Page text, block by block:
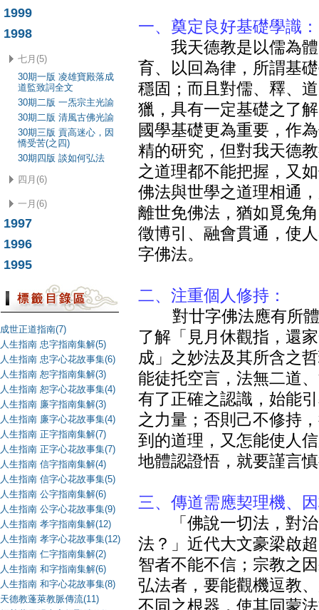
1999
1998
七月(5)
30期一版 凌雄寶殿落成
道監致詞全文
30期二版 一炁宗主光諭
30期二版 清風古佛光諭
30期三版 貢高迷心，因
憍受苦(之四)
30期四版 談如何弘法
四月(6)
一月(6)
1997
1996
1995
成世正道指南(7)
人生指南 忠字指南集解(5)
人生指南 忠字心花故事集(6)
人生指南 恕字指南集解(3)
人生指南 恕字心花故事集(4)
人生指南 廉字指南集解(3)
人生指南 廉字心花故事集(4)
人生指南 正字指南集解(7)
人生指南 正字心花故事集(7)
人生指南 信字指南集解(4)
人生指南 信字心花故事集(5)
人生指南 公字指南集解(6)
人生指南 公字心花故事集(9)
人生指南 孝字指南集解(12)
人生指南 孝字心花故事集(12)
人生指南 仁字指南集解(2)
人生指南 和字指南集解(6)
人生指南 和字心花故事集(8)
天德教蓬萊教脈傳流(11)
一、奠定良好基礎學識：
我天德教是以儒為體
育、以回為律，所謂基
穩固；而且對儒、釋、
獵，具有一定基礎之了
國學基礎更為重要，作
精的研究，但對我天德
之道理都不能把握，又
佛法與世學之道理相通
離世免佛法，猶如覓兔
徵博引、融會貫通，使
字佛法。
二、注重個人修持：
對廿字佛法應有所體
了解「見月休觀指，還
成」之妙法及其所含之
能徒托空言，法無二道
有了正確之認識，始能
之力量；否則己不修持
到的道理，又怎能使人
地體認證悟，就要謹言
三、傳道需應契理機、
「佛說一切法，對治
法？」近代大文豪梁啟
智者不能不信；宗教之
弘法者，要能觀機逗教
不同之根器，使其同蒙